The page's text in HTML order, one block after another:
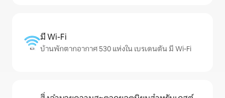
มี Wi-Fi
บ้านพักตากอากาศ 530 แห่งใน เบรเดนตัน มี Wi-Fi